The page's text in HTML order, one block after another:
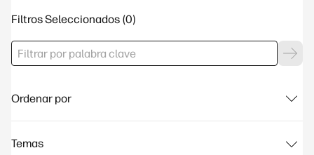
Filtros Seleccionados
Ordenar por
Temas